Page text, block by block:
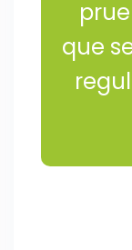
que